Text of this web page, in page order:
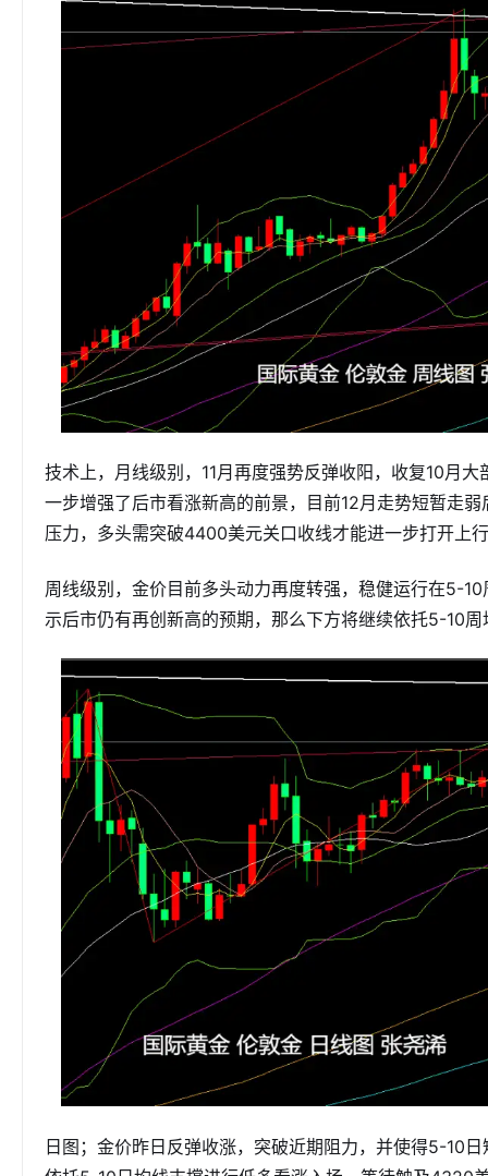
技术上，月线级别，11月再度强势反弹收阳，收复10月
一步增强了后市看涨新高的前景，目前12月走势短暂走
压力，多头需突破4400美元关口收线才能进一步打开上
周线级别，金价目前多头动力再度转强，稳健运行在5-
示后市仍有再创新高的预期，那么下方将继续依托5-10
日图；金价昨日反弹收涨，突破近期阻力，并使得5-10